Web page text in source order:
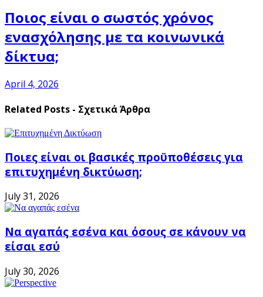
Ποιος είναι ο σωστός χρόνος
ενασχόλησης με τα κοινωνικά
δίκτυα;
April 4, 2026
Related Posts - Σχετικά Άρθρα
Ποιες είναι οι βασικές προϋποθέσεις για
επιτυχημένη δικτύωση;
July 31, 2026
Να αγαπάς εσένα και όσους σε κάνουν να
είσαι εσύ
July 30, 2026